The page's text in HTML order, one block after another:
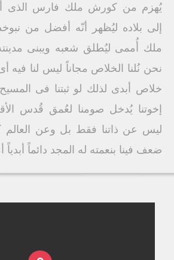
يُهزم من كورش ملك فارس الذى
إلى بلاده ليُظهر أنّه أفضل من
ملك أُممى ليُطلق شعبه ويبنى
نحن نُلنا الخلاص مجاناً ليس لنا فيه
خلاص أبدى لذلك لو ثبتنا فى
إخوتنا يُدخل صومنا لعُمق قُدس
ضعف فينا بنعمته له المجد دائماً أبدياً